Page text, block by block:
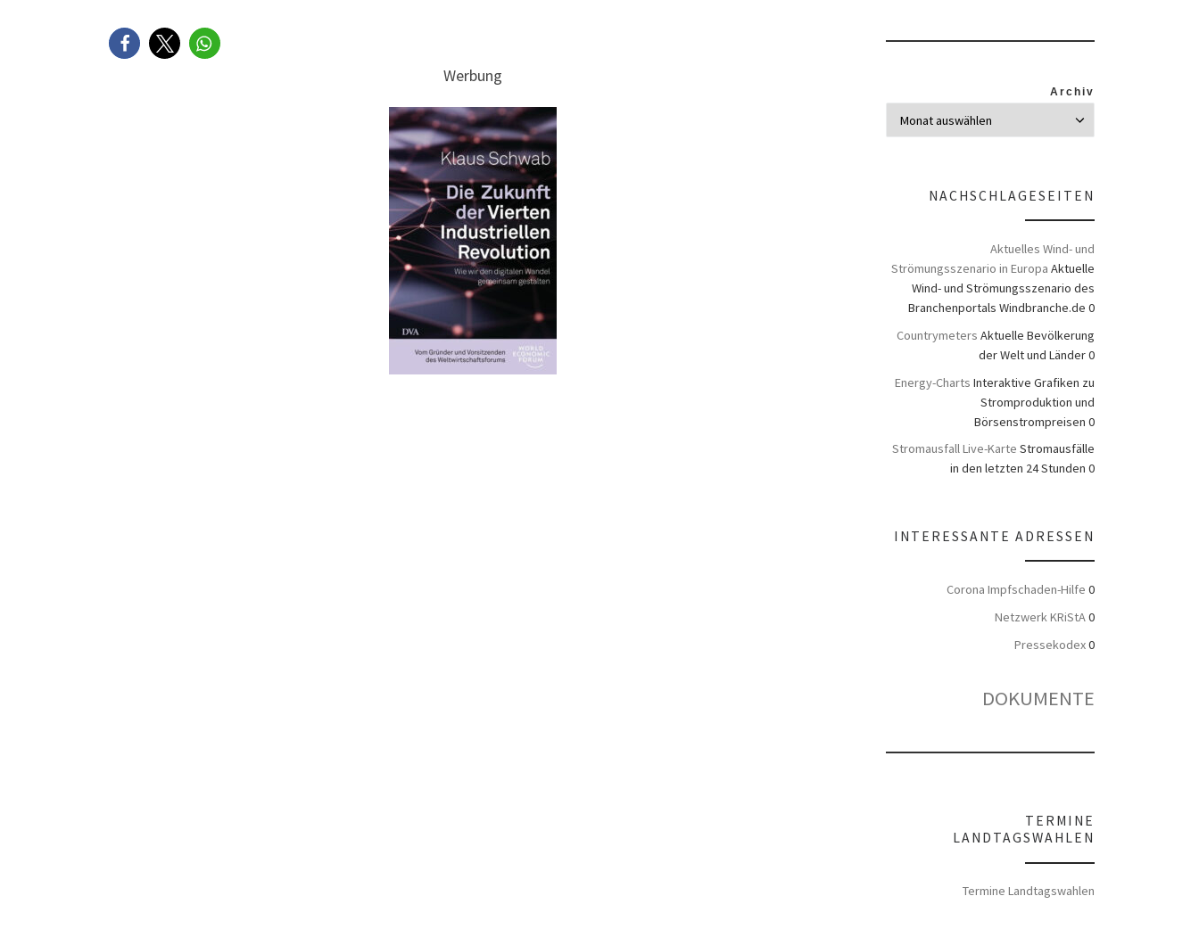
Werbung
Archiv
NACHSCHLAGESEITEN
Aktuelles Wind- und
Strömungsszenario in Europa Aktuelle
Wind- und Strömungsszenario des
Branchenportals Windbranche.de 0
Countrymeters Aktuelle Bevölkerung
der Welt und Länder 0
Energy-Charts Interaktive Grafiken zu
Stromproduktion und
Börsenstrompreisen 0
Stromausfall Live-Karte Stromausfälle
in den letzten 24 Stunden 0
INTERESSANTE ADRESSEN
Corona Impfschaden-Hilfe 0
Netzwerk KRiStA0
Pressekodex0
DOKUMENTE
TERMINE
LANDTAGSWAHLEN
Termine Landtagswahlen